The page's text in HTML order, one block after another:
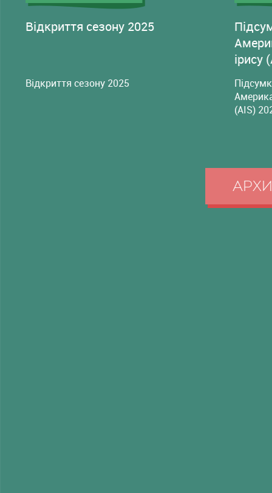
Відкриття сезону 2025
Відкриття сезону 2025
ірису
(AIS)